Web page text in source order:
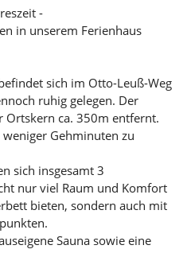
-
in unserem Ferienhaus
sich im Otto-Leuß-Weg
ruhig gelegen. Der
Ortskern ca. 350m entfernt.
Gehminuten zu
sich insgesamt 3
nur viel Raum und Komfort
bieten, sondern auch mit
Sauna sowie eine